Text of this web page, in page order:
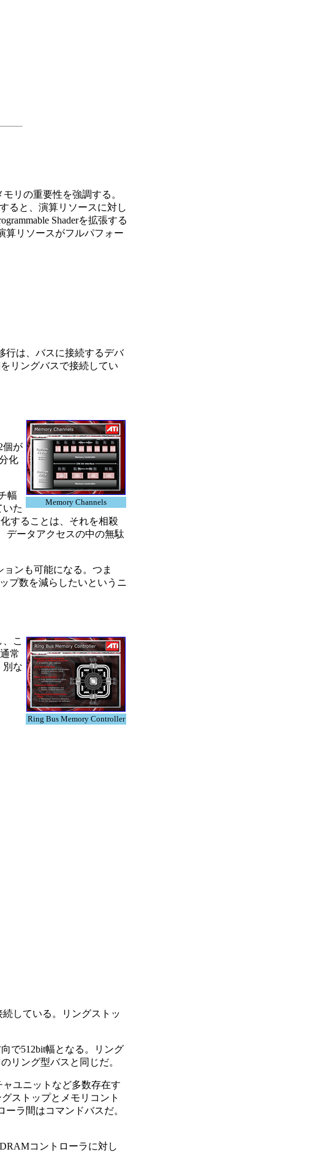
モリの重要性を強調する。
ると、演算リソースに対し
Shaderを拡張する
算リソースがフルパフォー
行は、バスに接続するデバ
リングバスで接続してい
Memory Channels
個が
化
幅
いた
することは、それを相殺
データアクセスの中の無駄
ンも可能になる。つま
プ数を減らしたいというニ
Ring Bus Memory Controller
こ
常
別な
している。リングストッ
で512bit幅となる。リング
リング型バスと同じだ。
ユニットなど多数存在す
ストップとメモリコント
ラ間はコマンドバスだ。
コントローラに対し